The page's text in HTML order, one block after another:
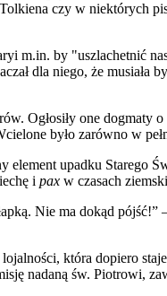
czy w niektórych
m.in. by "uszlachetnić
dla niego, że
Ogłosiły one
było zarówno w
element upadku Starego
i pax w czasach
Nie ma dokąd
która dopiero
nadaną św. Piotrowi,